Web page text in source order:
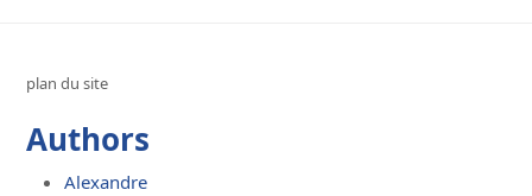
plan du site
Authors
Alexandre